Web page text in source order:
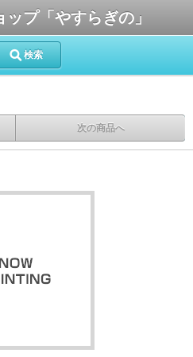
プ「やすらぎの」
検索
次の商品へ